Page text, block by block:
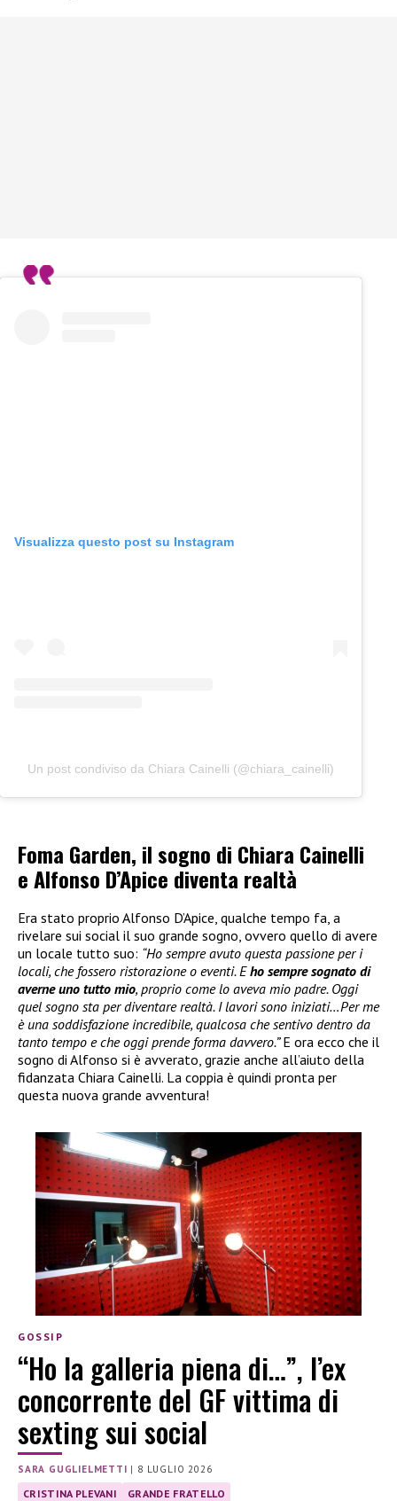
Visualizza questo post su Instagram
Un post condiviso da Chiara Cainelli (@chiara_cainelli)
Foma Garden, il sogno di Chiara Cainelli
e Alfonso D’Apice diventa realtà
Era stato proprio Alfonso D’Apice, qualche tempo fa, a
rivelare sui social il suo grande sogno, ovvero quello di avere
un locale tutto suo: “Ho sempre avuto questa passione per i
locali, che fossero ristorazione o eventi. Eho sempre sognato di
averne uno tutto mio, proprio come lo aveva mio padre. Oggi
quel sogno sta per diventare realtà. I lavori sono iniziati…Per me
è una soddisfazione incredibile, qualcosa che sentivo dentro da
tanto tempo e che oggi prende forma davvero.”E ora ecco che il
sogno di Alfonso si è avverato, grazie anche all’aiuto della
fidanzata Chiara Cainelli. La coppia è quindi pronta per
questa nuova grande avventura!
GOSSIP
“Ho la galleria piena di…”, l’ex
concorrente del GF vittima di
sexting sui social
SARA GUGLIELMETTI | 8 LUGLIO 2026
CRISTINA PLEVANI GRANDE FRATELLO